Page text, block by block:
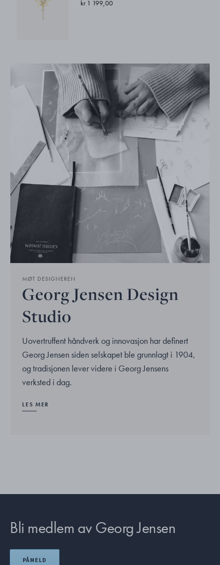
kr 1 199,00
MØT DESIGNEREN
Georg Jensen Design
Studio
Uovertruffent håndverk og innovasjon har definert
Georg Jensen siden selskapet ble grunnlagt i 1904,
og tradisjonen lever videre i Georg Jensens
verksted i dag.
LES MER
Bli medlem av Georg Jensen
PÅMELD